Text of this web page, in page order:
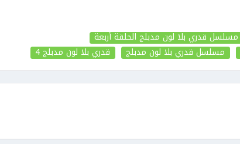
مسلسل قدري بلا لون مدبلج الحلقة أربعة
مسلسل قدري بلا لون مدبلج قدري بلا لون مدبلج4